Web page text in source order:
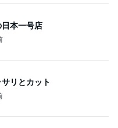
本一号店
リとカット